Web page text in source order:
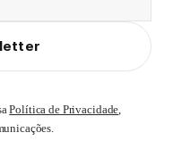
Política de Privacidade,